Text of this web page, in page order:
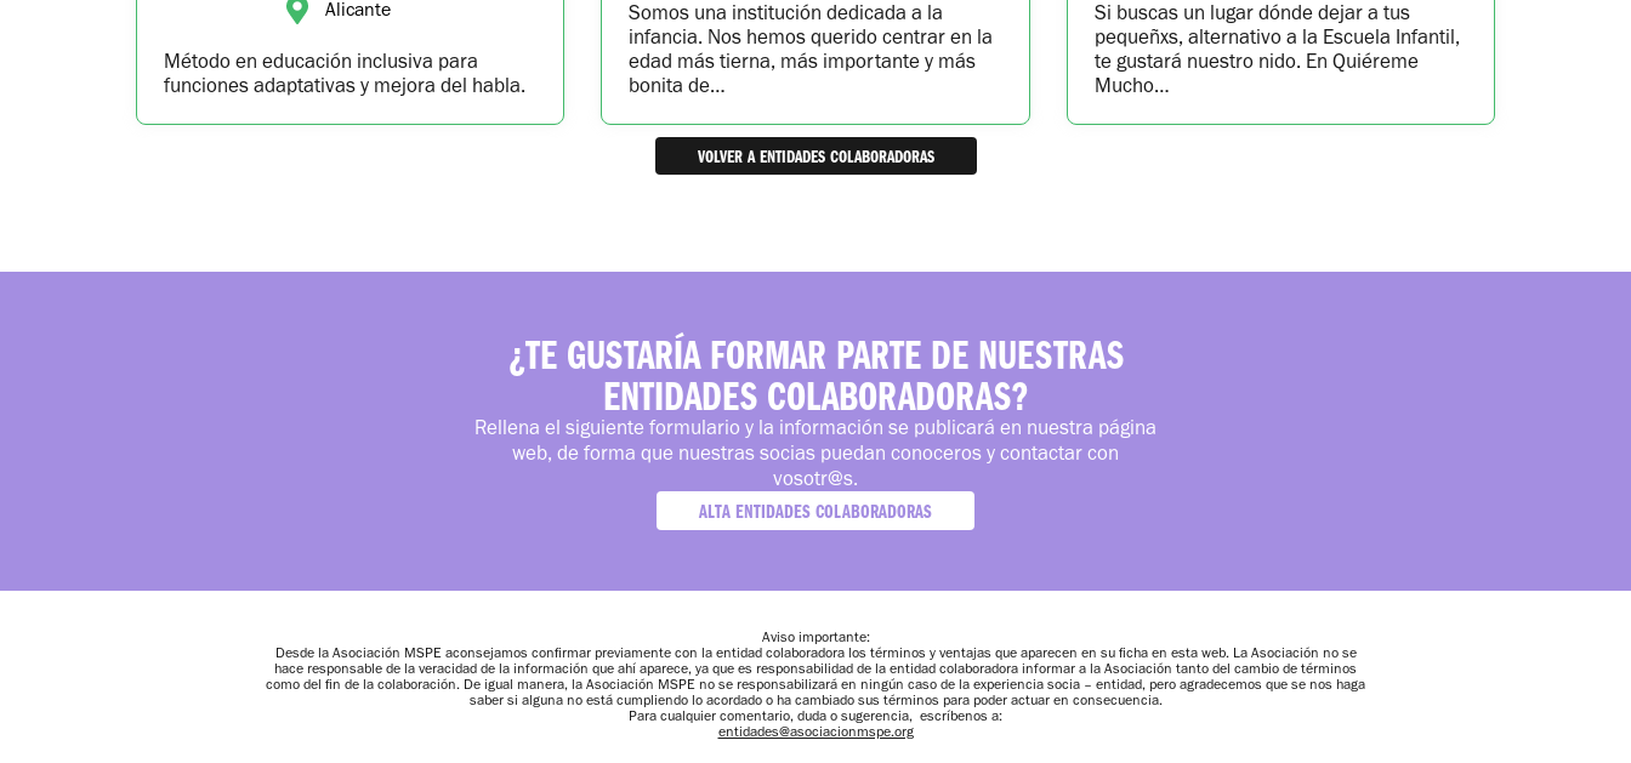
Alicante
Método en educación inclusiva para
funciones adaptativas y mejora del habla.
Somos una institución dedicada a la
infancia. Nos hemos querido centrar en la
edad más tierna, más importante y más
bonita de…
Si buscas un lugar dónde dejar a tus
pequeñxs, alternativo a la Escuela Infantil,
te gustará nuestro nido. En Quiéreme
Mucho…
VOLVER A ENTIDADES COLABORADORAS
¿TE GUSTARÍA FORMAR PARTE DE NUESTRAS
ENTIDADES COLABORADORAS?
Rellena el siguiente formulario y la información se publicará en nuestra página
web, de forma que nuestras socias puedan conoceros y contactar con
vosotr@s.
ALTA ENTIDADES COLABORADORAS
Aviso importante:
Desde la Asociación MSPE aconsejamos confirmar previamente con la entidad colaboradora los términos y ventajas que aparecen en su ficha en esta web. La Asociación no se
hace responsable de la veracidad de la información que ahí aparece, ya que es responsabilidad de la entidad colaboradora informar a la Asociación tanto del cambio de términos
como del fin de la colaboración. De igual manera, la Asociación MSPE no se responsabilizará en ningún caso de la experiencia socia – entidad, pero agradecemos que se nos haga
saber si alguna no está cumpliendo lo acordado o ha cambiado sus términos para poder actuar en consecuencia.
Para cualquier comentario, duda o sugerencia, escríbenos a:
entidades@asociacionmspe.org